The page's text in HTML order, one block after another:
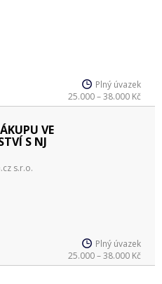
Plný úvazek
25.000 – 38.000 Kč
VE
S NJ
s.r.o.
Plný úvazek
25.000 – 38.000 Kč